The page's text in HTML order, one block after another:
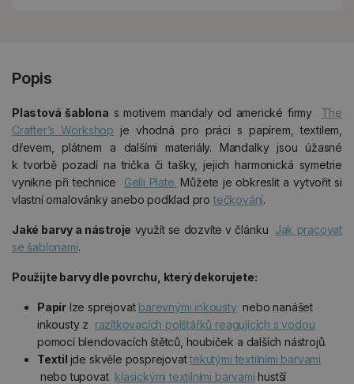
Popis
Plastová šablona s motivem mandaly od americké firmy The
Crafter’s Workshop je vhodná pro práci s papírem, textilem,
dřevem, plátnem a dalšími materiály. Mandalky jsou úžasné
k tvorbě pozadí na trička či tašky, jejich harmonická symetrie
vynikne při technice Gelli Plate. Můžete je obkreslit a vytvořit si
vlastní omalovánky anebo podklad protečkování.
Jaké barvy a nástroje využít se dozvíte v článku Jak pracovat
se šablonami.
Použijte barvy dle povrchu, který dekorujete:
Papír lze sprejovat barevnými inkoustynebo nanášet
inkousty z razítkovacích polštářků reagujících s vodou
pomocí blendovacích štětců, houbiček a dalších nástrojů.
Textil jde skvěle posprejovattekutými textilními barvami
nebo tupovat klasickými textilními barvami hustší